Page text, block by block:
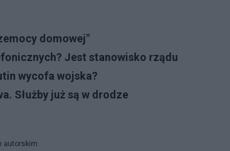
domowej"
Jest stanowisko rządu
wycofa wojska?
Służby już są w drodze
autorskim.